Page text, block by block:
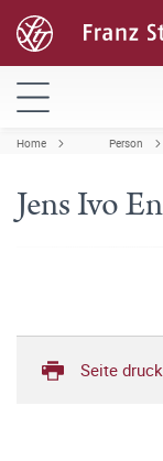
Home Person
Jens Ivo
Seite